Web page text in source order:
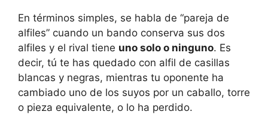
En términos simples, se habla de “pareja de
alfiles” cuando un bando conserva sus dos
alfiles y el rival tiene uno solo o ninguno. Es
decir, tú te has quedado con alfil de casillas
blancas y negras, mientras tu oponente ha
cambiado uno de los suyos por un caballo, torre
o pieza equivalente, o lo ha perdido.